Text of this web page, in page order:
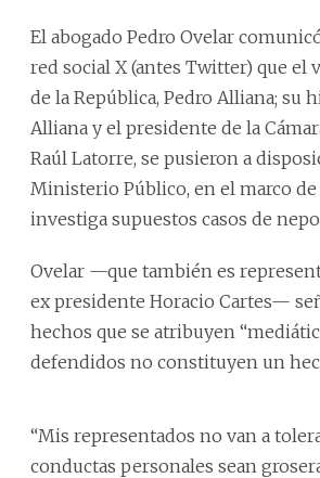
El abogado Pedro Ovelar
red social X (antes Twitter) que el
de la República, Pedro Alliana; su
Alliana y el presidente de la
Raúl Latorre, se pusieron a
Ministerio Público, en el marco de
investiga supuestos casos de
Ovelar —que también es
ex presidente Horacio Cartes—
hechos que se atribuyen
defendidos no constituyen un
“Mis representados no van a
conductas personales sean